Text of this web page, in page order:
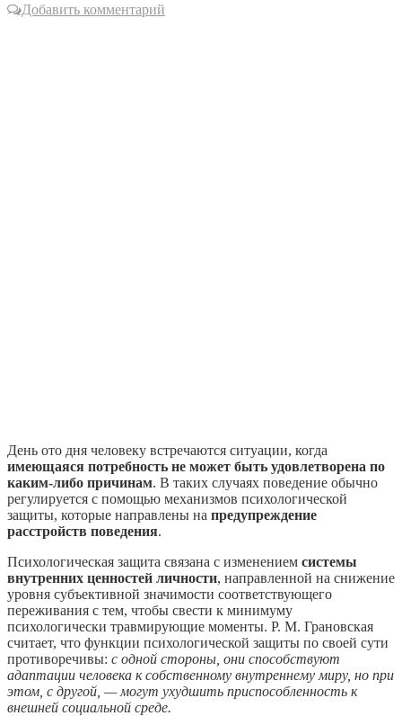
Добавить комментарий
День ото дня человеку встречаются ситуации, когда
имеющаяся потребность не может быть удовлетворена по
каким-либо причинам. В таких случаях поведение обычно
регулируется с помощью механизмов психологической
защиты, которые направлены на предупреждение
расстройств поведения.
Психологическая защита связана с изменением системы
внутренних ценностей личности, направленной на снижение
уровня субъективной значимости соответствующего
переживания с тем, чтобы свести к минимуму
психологически травмирующие моменты. Р. М. Грановская
считает, что функции психологической защиты по своей сути
противоречивы: с одной стороны, они способствуют
адаптации человека к собственному внутреннему миру, но при
этом, с другой, — могут ухудшить приспособленность к
внешней социальной среде.